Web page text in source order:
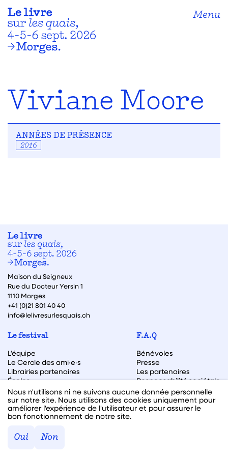
Menu
Viviane Moore
ANNÉES DE PRÉSENCE
2016
Maison du Seigneux
Rue du Docteur Yersin 1
1110 Morges
+41 (0)21 801 40 40
info@lelivresurlesquais.ch
Le festival
L’équipe
Le Cercle des ami·e·s
Librairies partenaires
Écoles
F.A.Q
Bénévoles
Presse
Les partenaires
Responsabilité sociétale
Archive des éditions
Archive des autrices et auteurs
Nous n'utilisons ni ne suivons aucune donnée personnelle
sur notre site. Nous utilisons des cookies uniquement pour
améliorer l'expérience de l'utilisateur et pour assurer le
bon fonctionnement de notre site.
Oui Non